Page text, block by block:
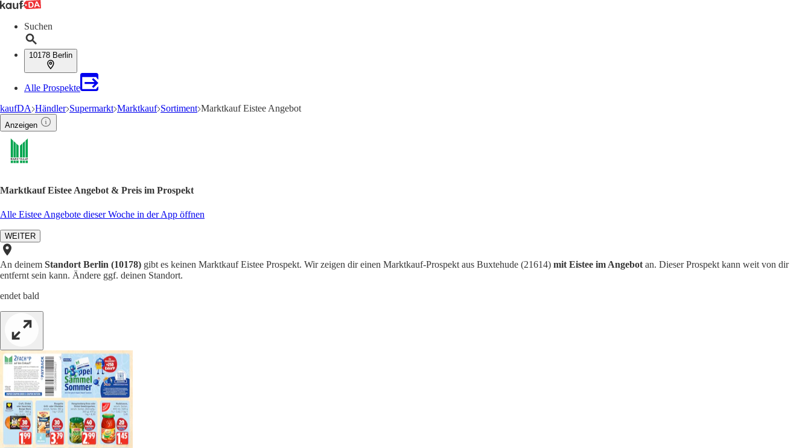
Suchen
10178 Berlin
Alle Prospekte
kaufDA Händler Supermarkt Marktkauf Sortiment Marktkauf Eistee Angebot
Anzeigen
Marktkauf Eistee Angebot & Preis im Prospekt
Alle Eistee Angebote dieser Woche in der App öffnen
WEITER
An deinem Standort Berlin (10178) gibt es keinen Marktkauf Eistee Prospekt. Wir zeigen dir einen Marktkauf-Prospekt aus Buxtehude (21614) mit Eistee im Angebot an. Dieser Prospekt kann weit von dir
entfernt sein kann. Ändere ggf. deinen Standort.
endet bald